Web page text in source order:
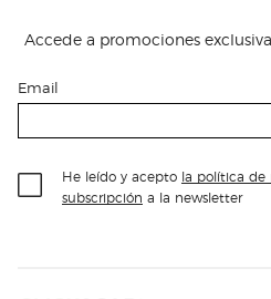
Accede a promociones
Email
He leído y acepto la política de
subscripción a la newsletter